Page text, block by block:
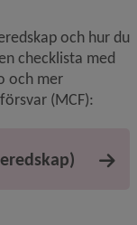
och hur du
checklista med
och mer
(MCF):